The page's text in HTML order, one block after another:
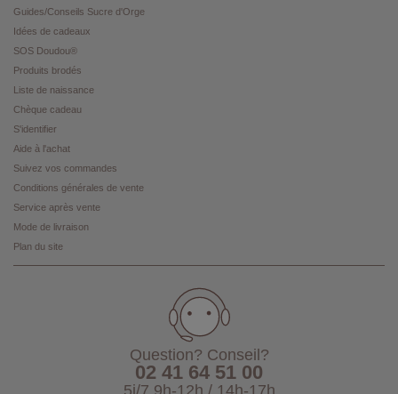
Guides/Conseils Sucre d'Orge
Idées de cadeaux
SOS Doudou®
Produits brodés
Liste de naissance
Chèque cadeau
S'identifier
Aide à l'achat
Suivez vos commandes
Conditions générales de vente
Service après vente
Mode de livraison
Plan du site
Question? Conseil?
02 41 64 51 00